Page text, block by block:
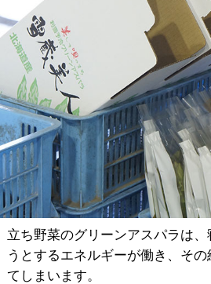
立ち野菜のグリーンアスパラは
うとするエネルギーが働き、そ
てしまいます。